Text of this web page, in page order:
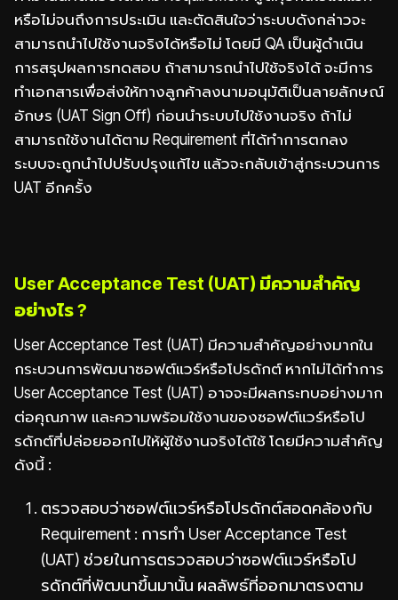
หรือไม่จนถึงการประเมิน และตัดสินใจว่าระบบดังกล่าวจะ
สามารถนำไปใช้งานจริงได้หรือไม่ โดยมี QA เป็นผู้ดำเนิน
การสรุปผลการทดสอบ ถ้าสามารถนำไปใช้จริงได้ จะมีการ
ทำเอกสารเพื่อส่งให้ทางลูกค้าลงนามอนุมัติเป็นลายลักษณ์
อักษร (UAT Sign Off) ก่อนนำระบบไปใช้งานจริง ถ้าไม่
สามารถใช้งานได้ตาม Requirement ที่ได้ทำการตกลง
ระบบจะถูกนำไปปรับปรุงแก้ไข แล้วจะกลับเข้าสู่กระบวนการ
UAT อีกครั้ง
User Acceptance Test (UAT) มีความสำคัญ
อย่างไร ?
User Acceptance Test (UAT) มีความสำคัญอย่างมากใน
กระบวนการพัฒนาซอฟต์แวร์หรือโปรดักต์ หากไม่ได้ทำการ
User Acceptance Test (UAT) อาจจะมีผลกระทบอย่างมาก
ต่อคุณภาพ และความพร้อมใช้งานของซอฟต์แวร์หรือโป
รดักต์ที่ปล่อยออกไปให้ผู้ใช้งานจริงได้ใช้ โดยมีความสำคัญ
ดังนี้ :
ตรวจสอบว่าซอฟต์แวร์หรือโปรดักต์สอดคล้องกับ
Requirement : การทำ User Acceptance Test
(UAT) ช่วยในการตรวจสอบว่าซอฟต์แวร์หรือโป
รดักต์ที่พัฒนาขึ้นมานั้น ผลลัพธ์ที่ออกมาตรงตาม